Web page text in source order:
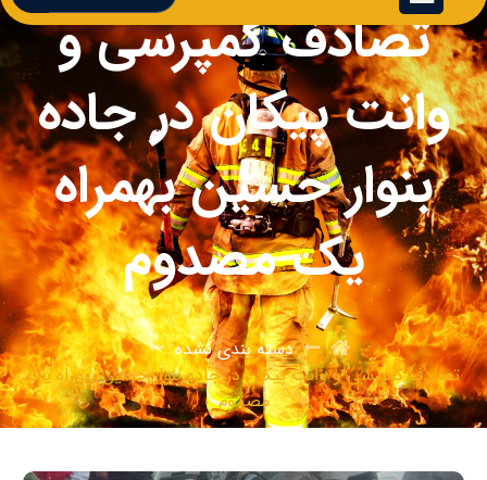
تصادف کمپرسی و
وانت پیکان در جاده
بنوار حسین بهمراه
یک مصدوم
دسته بندی نشده
تصادف کمپرسی و وانت پیکان در جاده بنوار حسین بهمراه یک
مصدوم